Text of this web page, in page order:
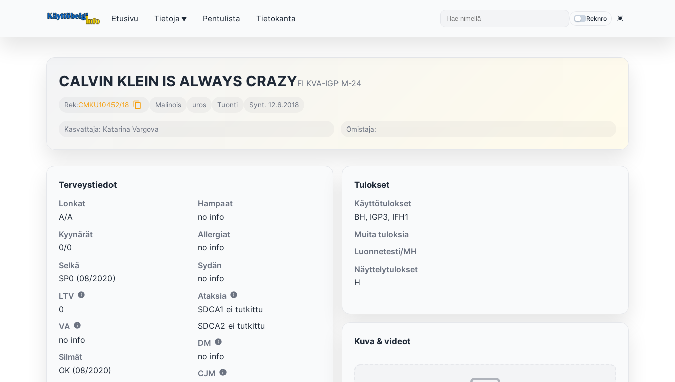
Etusivu Tietoja Pentulista Tietokanta Reknro ☀️
CALVIN KLEIN IS ALWAYS CRAZYFI KVA-IGP M-24
Rek:CMKU10452/18 content_copy Malinois uros Tuonti Synt. 12.6.2018
Kasvattaja: Katari­na Vargova Omistaja:
Terveystiedot
Lonkat
A/A
Kyynärät
0/0
Selkä
SP0 (08/2020)
LTV
0
VA
no info
Silmät
OK (08/2020)
Hampaat
no info
Allergiat
no info
Sydän
no info
Ataksia
SDCA1 ei tutkittu
SDCA2 ei tutkittu
DM
no info
CJM
Tulokset
Käyttötulokset
BH, IGP3, IFH1
Muita tuloksia
Luonnetesti/MH
Näyttelytulokset
H
Kuva & videot